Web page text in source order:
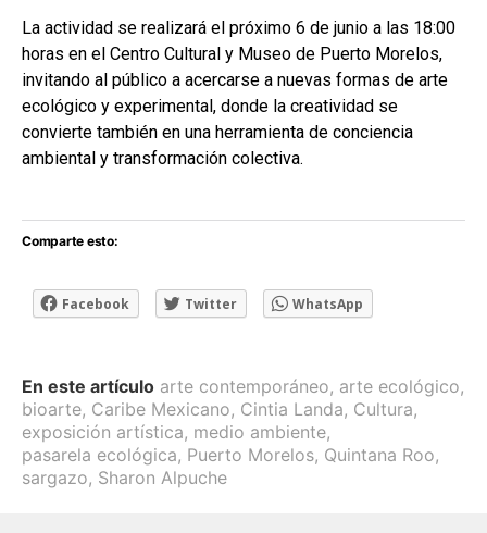
La actividad se realizará el próximo 6 de junio a las 18:00
horas en el Centro Cultural y Museo de Puerto Morelos,
invitando al público a acercarse a nuevas formas de arte
ecológico y experimental, donde la creatividad se
convierte también en una herramienta de conciencia
ambiental y transformación colectiva.
Comparte esto:
Facebook Twitter WhatsApp
En este artículo arte contemporáneo, arte ecológico,
bioarte, Caribe Mexicano, Cintia Landa, Cultura,
exposición artística, medio ambiente,
pasarela ecológica, Puerto Morelos, Quintana Roo,
sargazo, Sharon Alpuche